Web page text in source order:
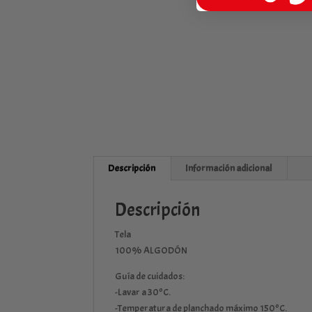
Descripción Información adicional
Descripción
Tela
100% ALGODÓN
Guía de cuidados:
-Lavar a 30ºC.
-Temperatura de planchado máximo 150ºC.